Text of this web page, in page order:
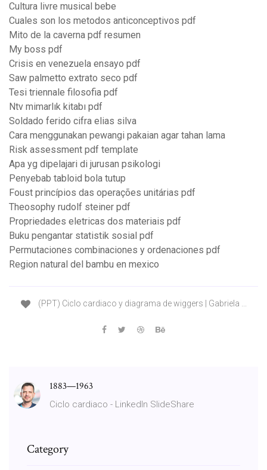
Cultura livre musical bebe
Cuales son los metodos anticonceptivos pdf
Mito de la caverna pdf resumen
My boss pdf
Crisis en venezuela ensayo pdf
Saw palmetto extrato seco pdf
Tesi triennale filosofia pdf
Ntv mimarlık kitabı pdf
Soldado ferido cifra elias silva
Cara menggunakan pewangi pakaian agar tahan lama
Risk assessment pdf template
Apa yg dipelajari di jurusan psikologi
Penyebab tabloid bola tutup
Foust princípios das operações unitárias pdf
Theosophy rudolf steiner pdf
Propriedades eletricas dos materiais pdf
Buku pengantar statistik sosial pdf
Permutaciones combinaciones y ordenaciones pdf
Region natural del bambu en mexico
(PPT) Ciclo cardiaco y diagrama de wiggers | Gabriela ...
1883—1963
Ciclo cardiaco - LinkedIn SlideShare
Category